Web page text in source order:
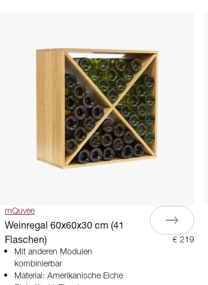
mQuvée
Weinregal 60x60x30 cm (41
Flaschen)
Mit anderen Modulen
kombinierbar
Material: Amerikanische Eiche
€ 219